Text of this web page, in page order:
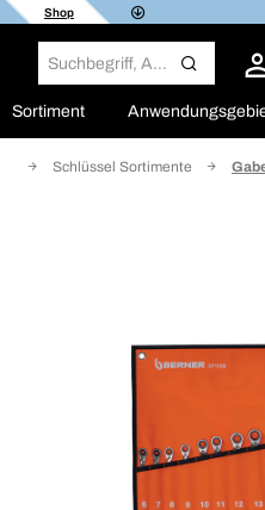
Shop
Sortiment
Schlüssel Sortimente